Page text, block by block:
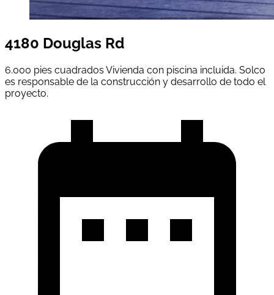
4180 Douglas Rd
6.000 pies cuadrados Vivienda con piscina incluida. Solco
es responsable de la construcción y desarrollo de todo el
proyecto.